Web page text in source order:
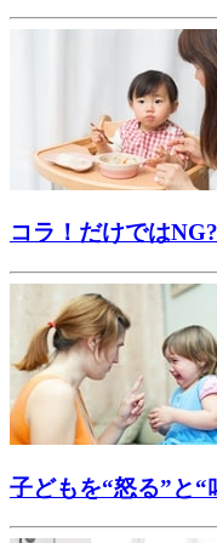
コラ！だけでは
子どもを“怒る”と“